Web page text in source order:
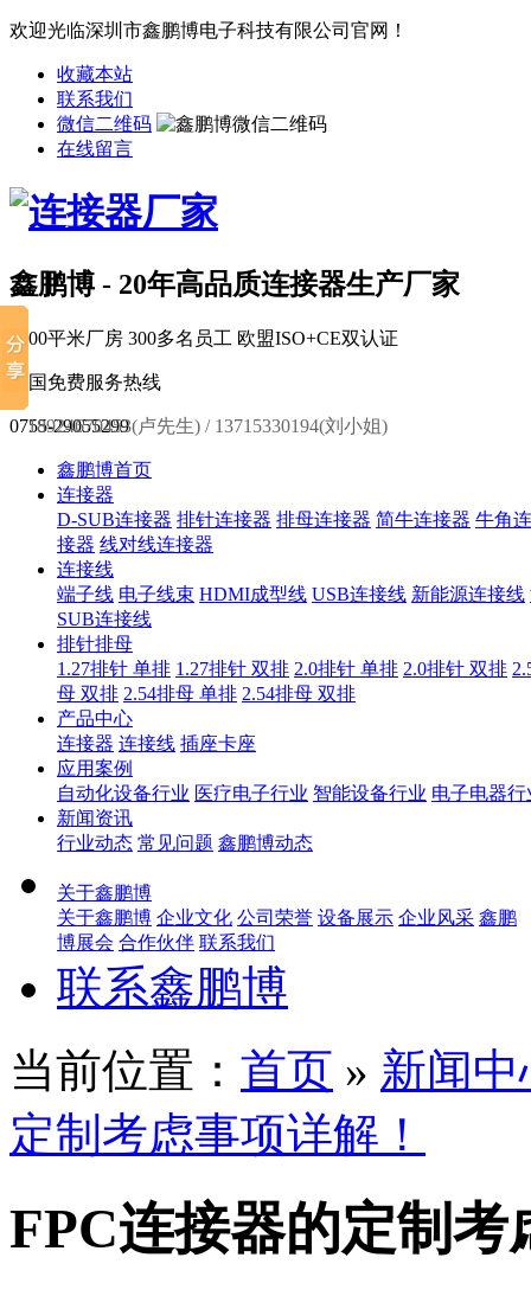
欢迎光临深圳市鑫鹏博电子科技有限公司官网！
收藏本站
联系我们
微信二维码
在线留言
鑫鹏博 - 20年高品质连接器生产厂家
6000平米厂房 300多名员工 欧盟ISO+CE双认证
全国免费服务热线
0755-29055299
18924670453(卢先生) / 13715330194(刘小姐)
鑫鹏博首页
连接器
D-SUB连接器 排针连接器 排母连接器 简牛连接器 牛角
接器 线对线连接器
连接线
端子线 电子线束 HDMI成型线 USB连接线 新能源连接线
SUB连接线
排针排母
1.27排针 单排 1.27排针 双排 2.0排针 单排 2.0排针 双排
母 双排 2.54排母 单排 2.54排母 双排
产品中心
连接器 连接线 插座卡座
应用案例
自动化设备行业 医疗电子行业 智能设备行业 电子电器行
新闻资讯
行业动态 常见问题 鑫鹏博动态
关于鑫鹏博
关于鑫鹏博 企业文化 公司荣誉 设备展示 企业风采 鑫鹏
博展会 合作伙伴 联系我们
联系鑫鹏博
当前位置： 首页 » 新闻中
定制考虑事项详解！
FPC连接器的定制考